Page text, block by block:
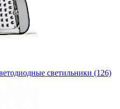
светильники (126)